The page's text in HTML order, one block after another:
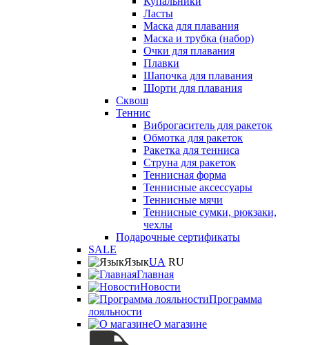
Ласты
Маска для плавания
Маска и трубка (набор)
Очки для плавания
Плавки
Шапочка для плавания
Шорти для плавания
Сквош
Теннис
Виброгаситель для ракеток
Обмотка для ракеток
Ракетка для тенниса
Струна для ракеток
Теннисная форма
Теннисные аксессуары
Теннисные мячи
Теннисные сумки, рюкзаки,
чехлы
Подарочные сертификаты
SALE
ЯзыкUA RU
Главная
Новости
Программа
лояльности
О магазине